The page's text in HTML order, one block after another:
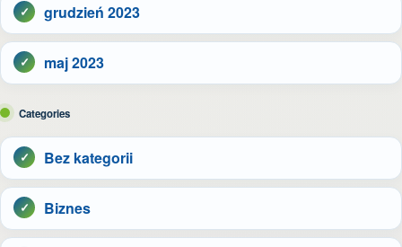
grudzień 2023
maj 2023
Categories
Bez kategorii
Biznes